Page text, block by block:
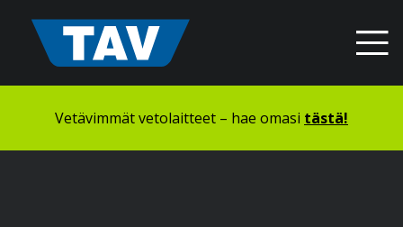
sisältöön
Vetävimmät vetolaitteet – hae omasi tästä!